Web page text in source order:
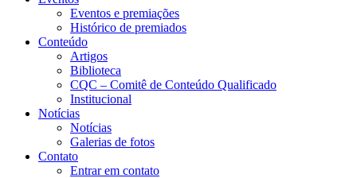
Eventos e premiações
Histórico de premiados
Conteúdo
Artigos
Biblioteca
CQC – Comitê de Conteúdo Qualificado
Institucional
Notícias
Notícias
Galerias de fotos
Contato
Entrar em contato